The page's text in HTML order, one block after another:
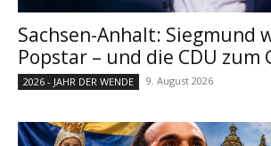
Sachsen-Anhalt: Siegmund
Popstar – und die CDU zum
2026 - JAHR DER WENDE 9. August 2026